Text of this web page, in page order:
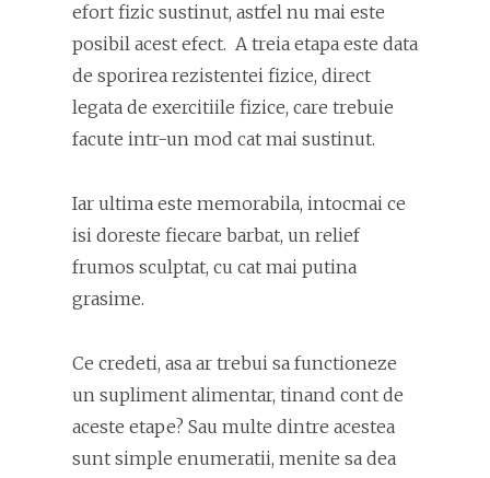
efort fizic sustinut, astfel nu mai este
posibil acest efect. A treia etapa este data
de sporirea rezistentei fizice, direct
legata de exercitiile fizice, care trebuie
facute intr-un mod cat mai sustinut.
Iar ultima este memorabila, intocmai ce
isi doreste fiecare barbat, un relief
frumos sculptat, cu cat mai putina
grasime.
Ce credeti, asa ar trebui sa functioneze
un supliment alimentar, tinand cont de
aceste etape? Sau multe dintre acestea
sunt simple enumeratii, menite sa dea